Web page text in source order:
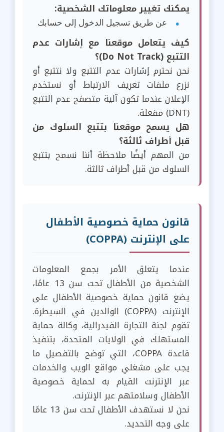
يمكنك تغيير معلوماتك الشخصية:
عن طريق تسجيل الدخول إلى حسابك
كيف يتعامل موقعنا مع إشارات عدم
التتبع (Do Not Track)؟
نحن نحترم إشارات عدم التتبع ولا نتتبع أو
نزرع ملفات تعريف الارتباط أو نستخدم
الإعلان عندما تكون آلية متصفح عدم التتبع
(DNT) مفعلة.
هل يسمح موقعنا بتتبع السلوك من
قبل أطراف ثالثة؟
من المهم أيضًا ملاحظة أننا نسمح بتتبع
السلوك من قبل أطراف ثالثة.
قانون حماية خصوصية الأطفال
على الإنترنت (COPPA)
عندما يتعلق الأمر بجمع المعلومات
الشخصية من الأطفال تحت سن 13 عامًا،
يضع قانون حماية خصوصية الأطفال على
الإنترنت (COPPA) الوالدين في السيطرة.
تقوم لجنة التجارة الفيدرالية، وكالة حماية
المستهلك في الولايات المتحدة، بتنفيذ
قاعدة COPPA، التي توضح بالتفصيل ما
يجب على مشغلي مواقع الويب والخدمات
عبر الإنترنت القيام به لحماية خصوصية
الأطفال وسلامتهم عبر الإنترنت.
نحن لا نستهدف الأطفال تحت سن 13 عامًا
على وجه التحديد.